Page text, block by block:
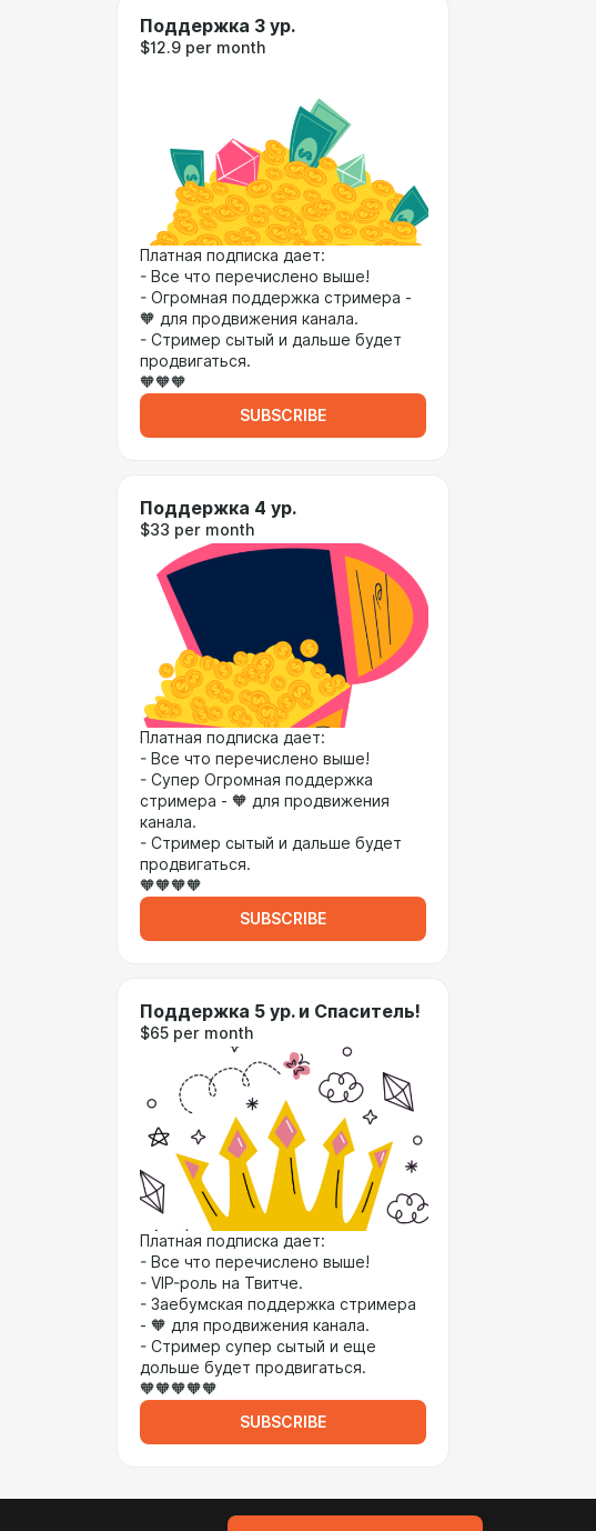
Поддержка 3 ур.
$12.9 per month
Платная подписка дает:
- Все что перечислено выше!
- Огромная поддержка стримера -
🧡 для продвижения канала.
- Стример сытый и дальше будет
продвигаться.
🧡🧡🧡
SUBSCRIBE
Поддержка 4 ур.
$33 per month
Платная подписка дает:
- Все что перечислено выше!
- Супер Огромная поддержка
стримера - 🧡 для продвижения
канала.
- Стример сытый и дальше будет
продвигаться.
🧡🧡🧡🧡
SUBSCRIBE
Поддержка 5 ур. и Спаситель!
$65 per month
Платная подписка дает:
- Все что перечислено выше!
- VIP-роль на Твитче.
- Заебумская поддержка стримера
- 🧡 для продвижения канала.
- Стример супер сытый и еще
дольше будет продвигаться.
🧡🧡🧡🧡🧡
SUBSCRIBE